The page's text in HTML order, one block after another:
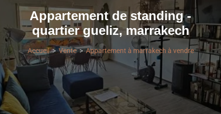
Appartement de standing -
quartier gueliz, marrakech
Accueil Vente Appartement à marrakech à vendre